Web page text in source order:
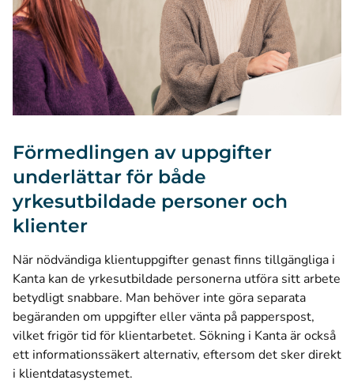
Förmedlingen av uppgifter
underlättar för både
yrkesutbildade personer och
klienter
När nödvändiga klientuppgifter genast finns tillgängliga i
Kanta kan de yrkesutbildade personerna utföra sitt arbete
betydligt snabbare. Man behöver inte göra separata
begäranden om uppgifter eller vänta på papperspost,
vilket frigör tid för klientarbetet. Sökning i Kanta är också
ett informationssäkert alternativ, eftersom det sker direkt
i klientdatasystemet.